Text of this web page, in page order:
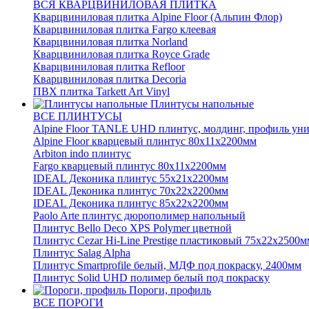
ВСЯ КВАРЦВИНИЛОВАЯ ПЛИТКА
Кварцвиниловая плитка Alpine Floor (Альпин Флор)
Кварцвиниловая плитка Fargo клеевая
Кварцвиниловая плитка Norland
Кварцвиниловая плитка Royce Grade
Кварцвиниловая плитка Refloor
Кварцвиниловая плитка Decoria
ПВХ плитка Tarkett Art Vinyl
Плинтусы напольные
ВСЕ ПЛИНТУСЫ
Alpine Floor TANLE UHD плинтус, молдинг, профиль
Alpine Floor кварцевый плинтус 80х11х2200мм
Arbiton indo плинтус
Fargo кварцевый плинтус 80х11х2200мм
IDEAL Деконика плинтус 55х21х2200мм
IDEAL Деконика плинтус 70х22х2200мм
IDEAL Деконика плинтус 85х22х2200мм
Paolo Arte плинтус дюрополимер напольный
Плинтус Bello Deco XPS Polymer цветной
Плинтус Cezar Hi-Line Prestige пластиковый
Плинтус Salag Alpha
Плинтус Smartprofile белый, МДФ под покраску, 2400мм
Плинтус Solid UHD полимер белый под покраску
Пороги, профиль
ВСЕ ПОРОГИ